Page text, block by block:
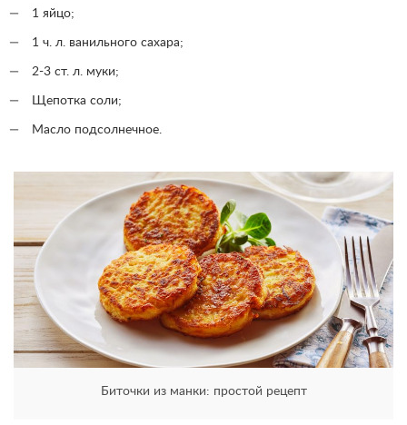
1 яйцо;
1 ч. л. ванильного сахара;
2-3 ст. л. муки;
Щепотка соли;
Масло подсолнечное.
Биточки из манки: простой рецепт